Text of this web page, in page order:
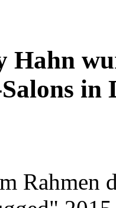
Hahn
in
Rahmen